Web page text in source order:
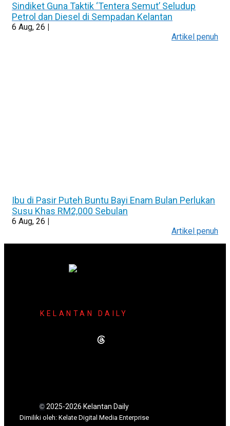
Sindiket Guna Taktik ‘Tentera Semut’ Seludup
Petrol dan Diesel di Sempadan Kelantan
6 Aug, 26 |
Artikel penuh
Ibu di Pasir Puteh Buntu Bayi Enam Bulan Perlukan
Susu Khas RM2,000 Sebulan
6 Aug, 26
Artikel penuh
KELANTAN DAILY
©2025-2026 Kelantan Daily
Dimiliki oleh: Kelate Digital Media Enterprise